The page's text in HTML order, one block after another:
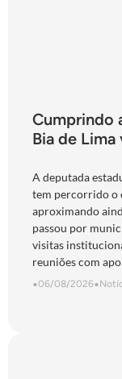
Cumprindo
Bia de
A deputada
tem percorrido o
aproximando
passou por
visitas
reuniões com
•06/08/2026•